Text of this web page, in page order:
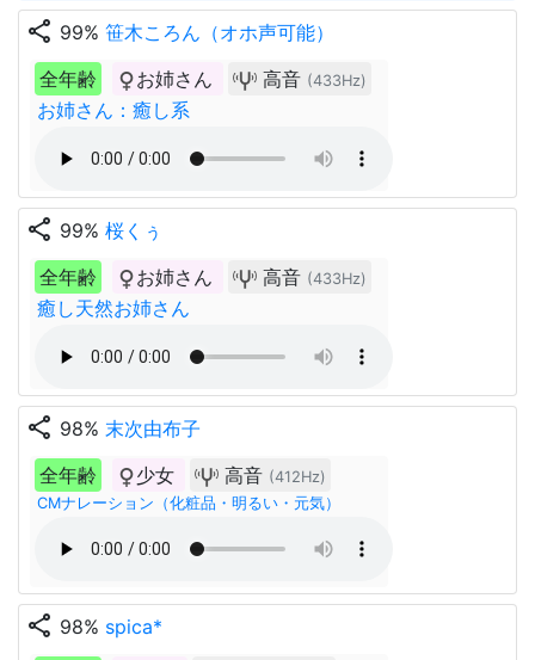
share 99% 笹木ころん（オホ声可能）
全年齢
お姉さん 高音 (433Hz)
お姉さん：癒し系
share 99% 桜くぅ
全年齢
お姉さん 高音 (433Hz)
癒し天然お姉さん
share 98% 末次由布子
全年齢
少女 高音 (412Hz)
CMナレーション（化粧品・明るい・元気）
share 98% spica*